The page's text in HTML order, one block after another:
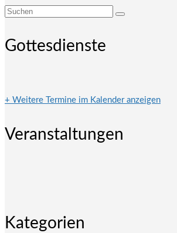
Suchen
Gottesdienste
+ Weitere Termine im Kalender anzeigen
Veranstaltungen
Kategorien